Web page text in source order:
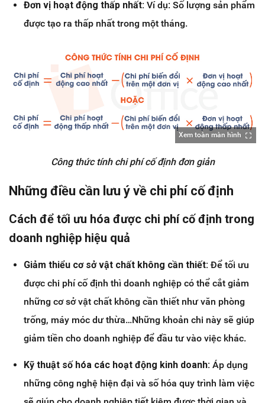
Đơn vị hoạt động thấp nhất: Ví dụ: Số lượng sản phẩm
được tạo ra thấp nhất trong một tháng.
Xem toàn màn hình
Công thức tính chi phí cố định đơn giản
Những điều cần lưu ý về chi phí cố định
Cách để tối ưu hóa được chi phí cố định trong
doanh nghiệp hiệu quả
Giảm thiểu cơ sở vật chất không cần thiết: Để tối ưu
được chi phí cố định thì doanh nghiệp có thể cắt giảm
những cơ sở vật chất không cần thiết như văn phòng
trống, máy móc dư thừa…Những khoản chi này sẽ giúp
giảm tiền cho doanh nghiệp để đầu tư vào việc khác.
Kỹ thuật số hóa các hoạt động kinh doanh: Áp dụng
những công nghệ hiện đại và số hóa quy trình làm việc